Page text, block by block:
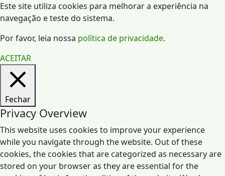
Este site utiliza cookies para melhorar a experiência na
navegação e teste do sistema.
Por favor, leia nossa política de privacidade.
ACEITAR
Fechar
Privacy Overview
This website uses cookies to improve your experience
while you navigate through the website. Out of these
cookies, the cookies that are categorized as necessary are
stored on your browser as they are essential for the